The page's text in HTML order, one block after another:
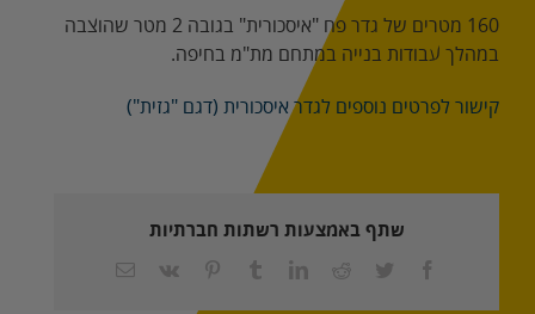
160 מטרים של גדר פח "איסכורית" בגובה 2 מטר שהוצבה
במהלך עבודות בנייה במתחם מת"מ בחיפה.
קישור לפרטים נוספים לגדר איסכורית (דגם "גזית")
שתף באמצעות רשתות חברתיות
Facebook
Twitter
Reddit
LinkedIn
Tumblr
Pinterest
כתובת